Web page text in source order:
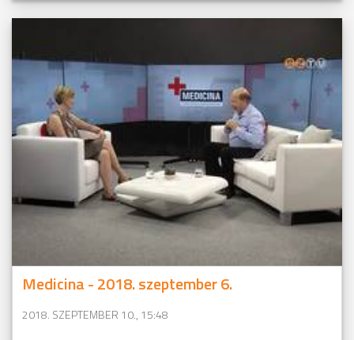
Medicina - 2018. szeptember 6.
2018. SZEPTEMBER 10., 15:48